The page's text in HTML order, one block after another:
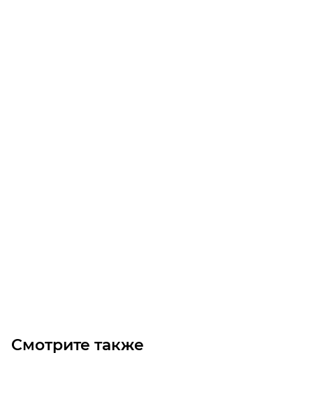
Смотрите также